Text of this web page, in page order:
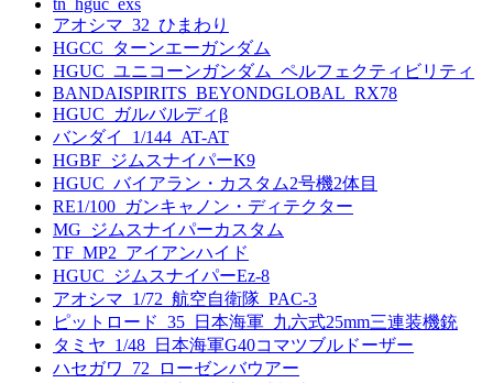
アオシマ_32_ひまわり
HGCC_ターンエーガンダム
HGUC_ユニコーンガンダム_ペルフェクティビリティ
BANDAISPIRITS_BEYONDGLOBAL_RX78
HGUC_ガルバルディβ
バンダイ_1/144_AT-AT
HGBF_ジムスナイパーK9
HGUC_バイアラン・カスタム2号機2体目
RE1/100_ガンキャノン・ディテクター
MG_ジムスナイパーカスタム
TF_MP2_アイアンハイド
HGUC_ジムスナイパーEz-8
アオシマ_1/72_航空自衛隊_PAC-3
ピットロード_35_日本海軍_九六式25mm三連装機銃
タミヤ_1/48_日本海軍G40コマツブルドーザー
ハセガワ_72_ローゼンバウアー